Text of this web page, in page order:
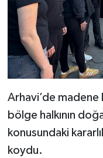
Arhavi’de madene
bölge halkının
konusundaki
koydu.